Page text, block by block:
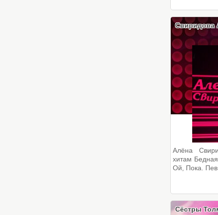
Свиридова
Алёна
хитам
Ой, Пока.
Сёстры